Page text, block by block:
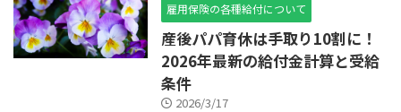
雇用保険の各種給付について
産後パパ育休は手取り10割に！
2026年最新の給付金計算と受給
条件
2026/3/17